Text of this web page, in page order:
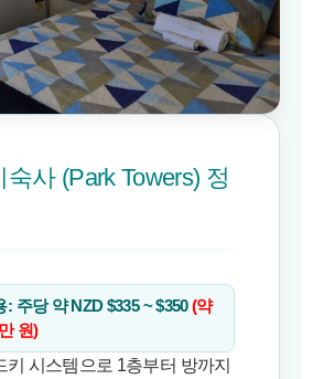
숙사 (Park Towers) 정
: 주당 약 NZD $335 ~ $350(약
원)
시스템으로 1층부터 방까지